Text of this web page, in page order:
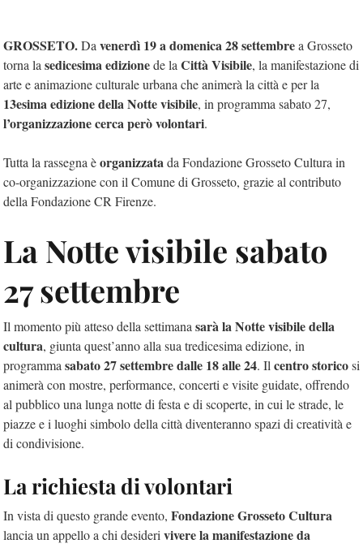
GROSSETO.Da venerdì 19 a domenica 28 settembrea Grosseto
torna la sedicesima edizionede la Città Visibile, la manifestazione di
arte e animazione culturale urbana che animerà la città e per la
13esima edizione della Notte visibile, in programma sabato 27,
l’organizzazione cerca però volontari.
Tutta la rassegna èorganizzatada Fondazione Grosseto Cultura in
co-organizzazione con il Comune di Grosseto, grazie al contributo
della Fondazione CR Firenze.
La Notte visibile sabato
27 settembre
Il momento più atteso della settimana sarà la Notte visibile della
cultura, giunta quest’anno alla sua tredicesima edizione, in
programma sabato 27 settembre dalle 18 alle 24. Il centro storicosi
animerà con mostre, performance, concerti e visite guidate, offrendo
al pubblico una lunga notte di festa e di scoperte, in cui le strade, le
piazze e i luoghi simbolo della città diventeranno spazi di creatività e
di condivisione.
La richiesta di volontari
In vista di questo grande evento, Fondazione Grosseto Cultura
lancia un appello a chi desideri vivere la manifestazione da